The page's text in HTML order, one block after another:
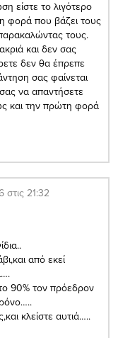
είστε το λιγότερο
φορά που βάζει τους
τους.
και δεν σας
δεν θα έπρεπε
σας φαίνεται
να απαντήσετε
και την πρώτη φορά
21:32
από εκεί
90% τον πρόεδρον
κλείστε αυτιά…..